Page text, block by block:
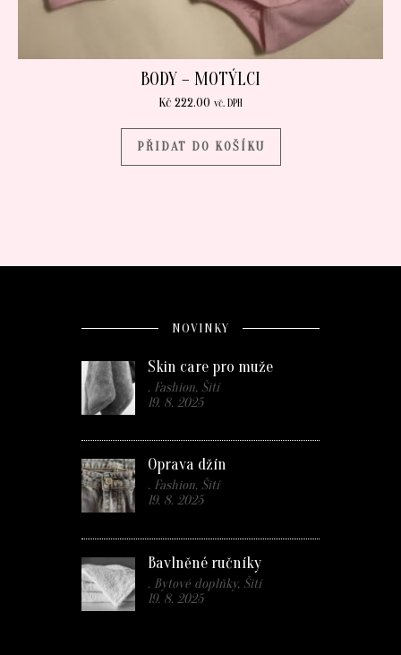
BODY – MOTÝLCI
Kč 222.00 vč. DPH
PŘIDAT DO KOŠÍKU
NOVINKY
Skin care pro muže
. Fashion, Šití
19. 8. 2025
Oprava džín
. Fashion, Šití
19. 8. 2025
Bavlněné ručníky
. Bytové doplňky, Šití
19. 8. 2025